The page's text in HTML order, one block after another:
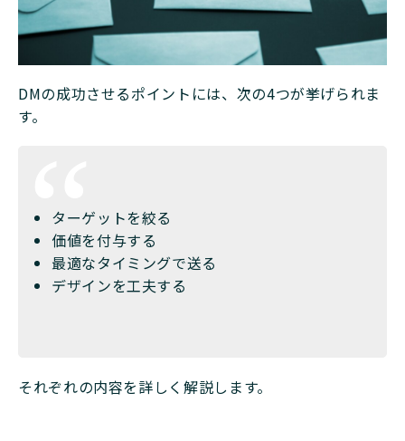
DMの成功させるポイントには、次の4つが挙げられま
す。
ターゲットを絞る
価値を付与する
最適なタイミングで送る
デザインを工夫する
それぞれの内容を詳しく解説します。